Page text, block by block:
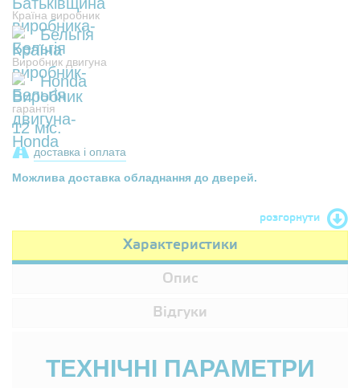
Країна виробник
Бельгія
Виробник двигуна
Honda
гарантія
12 міс.
доставка і оплата
Можлива доставка обладнання до дверей.
розгорнути
Характеристики
Опис
Відгуки
ТЕХНІЧНІ ПАРАМЕТРИ